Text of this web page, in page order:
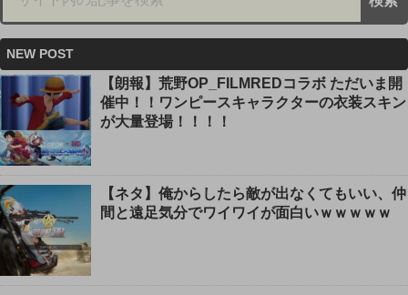
NEW POST
【朗報】荒野OP_FILMREDコラボ ただいま開
催中！！ワンピースキャラクターの衣装スキン
が大量登場！！！！
【ネタ】俺からしたら敵が出なくてもいい、仲
間と遠足気分でワイワイが面白いｗｗｗｗｗ